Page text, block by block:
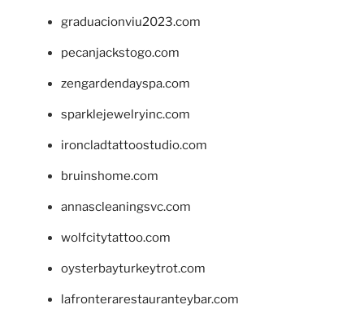
graduacionviu2023.com
pecanjackstogo.com
zengardendayspa.com
sparklejewelryinc.com
ironcladtattoostudio.com
bruinshome.com
annascleaningsvc.com
wolfcitytattoo.com
oysterbayturkeytrot.com
lafronterarestauranteybar.com